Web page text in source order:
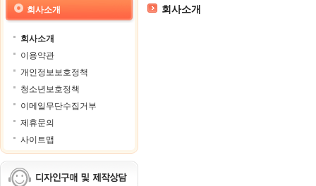
회사소개
회사소개
이용약관
개인정보보호정책
청소년보호정책
이메일무단수집거부
제휴문의
사이트맵
회사소개